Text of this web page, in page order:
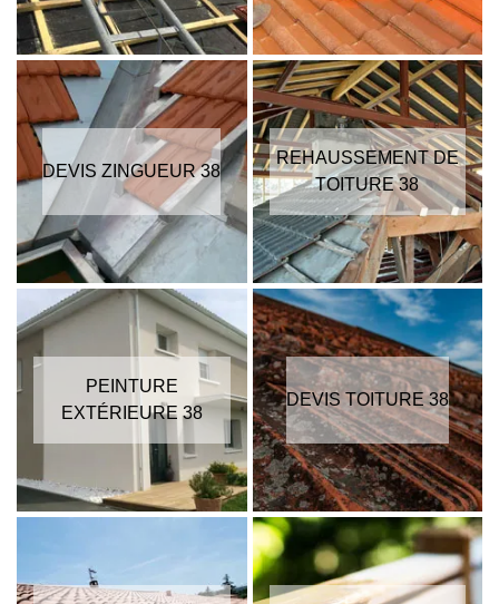
DEVIS ZINGUEUR 38
REHAUSSEMENT DE
TOITURE 38
PEINTURE
EXTÉRIEURE 38
DEVIS TOITURE 38